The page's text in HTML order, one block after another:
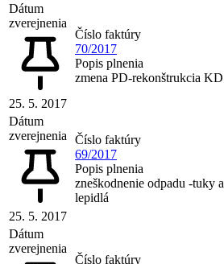
Dátum
zverejnenia
25. 5. 2017
Číslo faktúry
70/2017
Popis plnenia
zmena PD-rekonštrukcia KD
Dátum
zverejnenia
25. 5. 2017
Číslo faktúry
69/2017
Popis plnenia
zneškodnenie odpadu -tuky a
lepidlá
Dátum
zverejnenia
Číslo faktúry